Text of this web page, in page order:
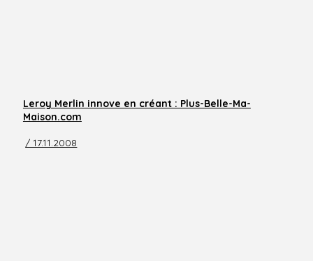
Leroy Merlin innove en créant : Plus-Belle-Ma-
Maison.com
/ 17.11.2008